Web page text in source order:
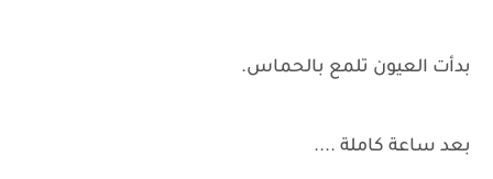
بدأت العيون تلمع بالحماس.
بعد ساعة كاملة ....